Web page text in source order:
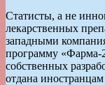
Статисты, а не
лекарственных
западными
программу «Фарма-
собственных
отдана иностранцам